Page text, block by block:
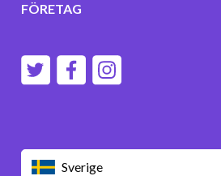
Sverige
FÖRETAG